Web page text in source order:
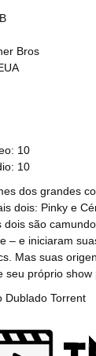
Bros
10
10
dos grandes
dois: Pinky e
dois são
– e iniciaram
Mas suas
seu próprio show
Dublado Torrent